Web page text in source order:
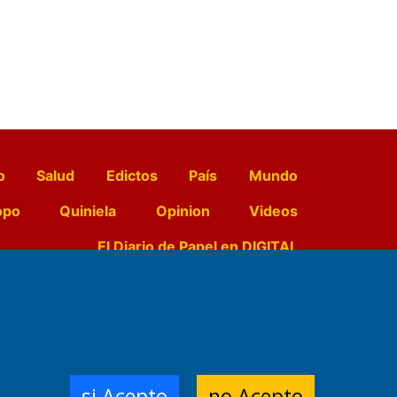
Salud Edictos País
Mundo
Quiniela Opinion
Videos
El Diario de Papel en DIGITAL